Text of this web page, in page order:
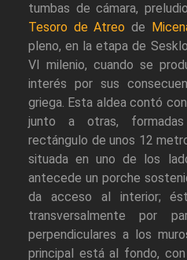
tumbas de cámara,
Tesoro de Atreo de
pleno, en la etapa de
VI milenio, cuando se
interés por sus
griega. Esta aldea contó
junto a otras,
rectángulo de unos 12
situada en uno de los
antecede un porche
da acceso al interior;
transversalmente por
perpendiculares a los
principal está al fondo,